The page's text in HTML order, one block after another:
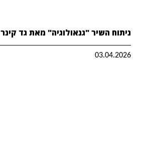
ניתוח השיר "גנאולוגיה" מאת גד קינר
03.04.2026